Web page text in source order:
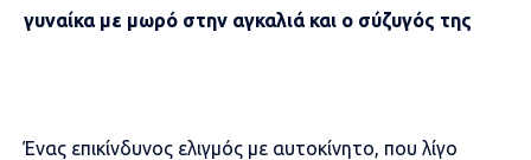
γυναίκα με μωρό στην αγκαλιά και ο σύζυγός της
Ένας επικίνδυνος ελιγμός με αυτοκίνητο, που λίγο